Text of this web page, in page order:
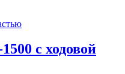
с ходовой